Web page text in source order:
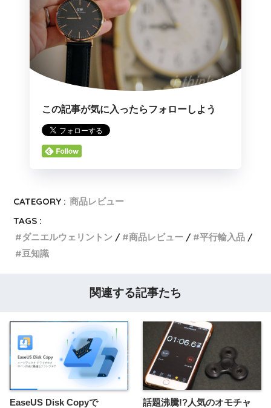
この記事が気に入ったらフォローしよう
CATEGORY : 商品レビュー
TAGS :
ダニエルウェリントン
商品レビュー
平行輸入品
豆知識
関連する記事たち
EaseUS Disk Copyで
話題沸騰!?人気のオモチャ